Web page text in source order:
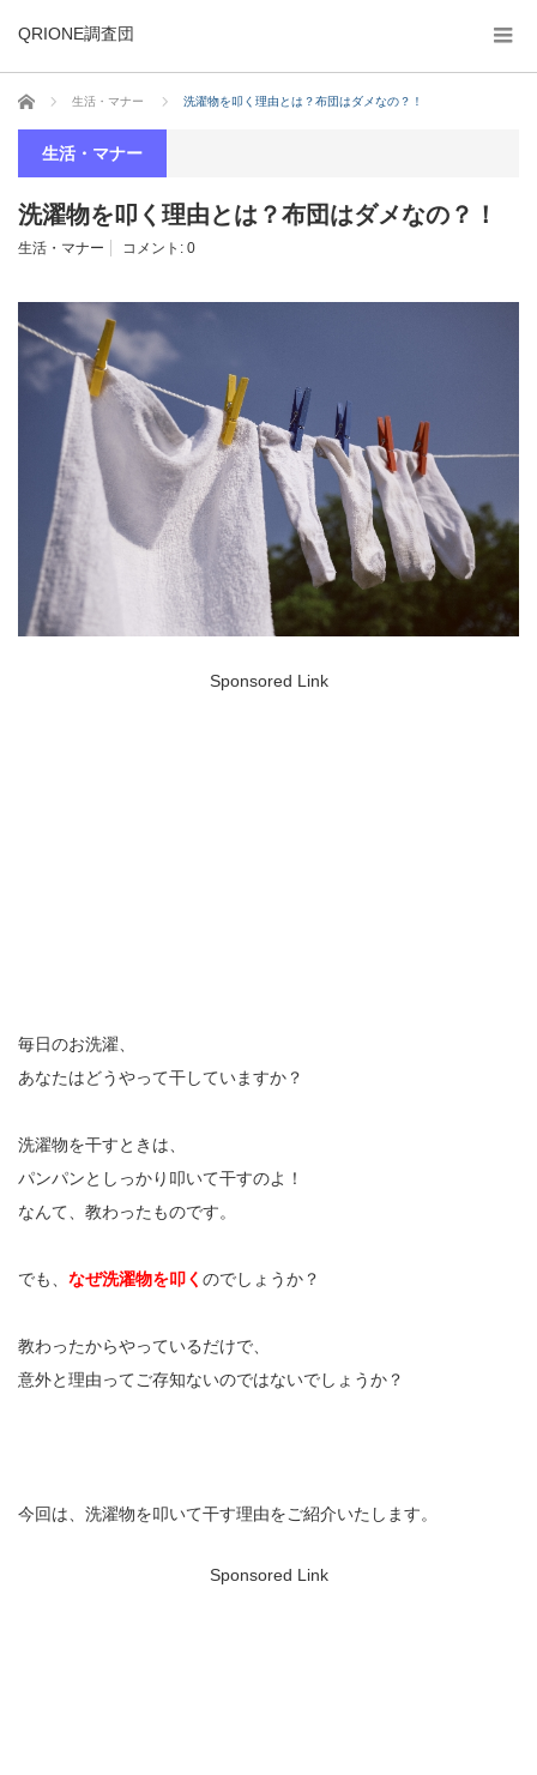
QRIONE調査団
ホーム 生活・マナー 洗濯物を叩く理由とは？布団はダメなの？！
生活・マナー
洗濯物を叩く理由とは？布団はダメなの？！
生活・マナー コメント: 0
Sponsored Link
毎日のお洗濯、
あなたはどうやって干していますか？
洗濯物を干すときは、
パンパンとしっかり叩いて干すのよ！
なんて、教わったものです。
でも、 なぜ洗濯物を叩く のでしょうか？
教わったからやっているだけで、
意外と理由ってご存知ないのではないでしょうか？
今回は、洗濯物を叩いて干す理由をご紹介いたします。
Sponsored Link